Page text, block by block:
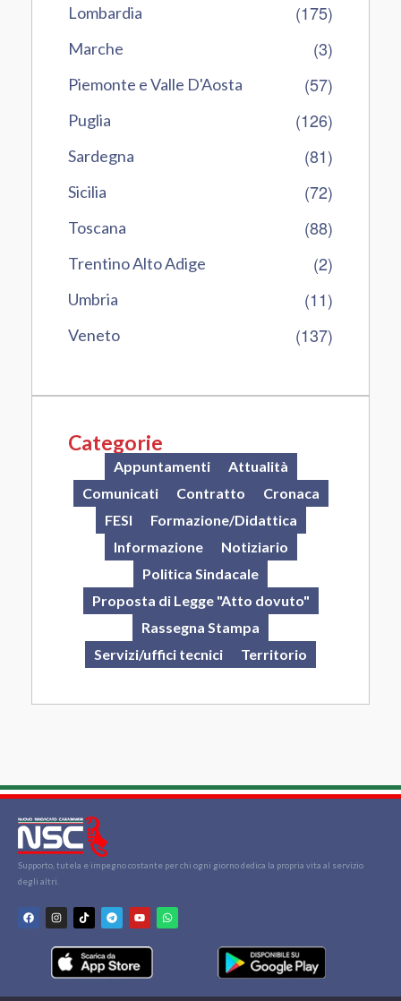
Lombardia (175)
Marche (3)
Piemonte e Valle D'Aosta (57)
Puglia (126)
Sardegna (81)
Sicilia (72)
Toscana (88)
Trentino Alto Adige (2)
Umbria (11)
Veneto (137)
Categorie
Appuntamenti
Attualità
Comunicati
Contratto
Cronaca
FESI
Formazione/Didattica
Informazione
Notiziario
Politica Sindacale
Proposta di Legge "Atto dovuto"
Rassegna Stampa
Servizi/uffici tecnici
Territorio
Supporto, tutela e impegno costante per chi ogni giorno dedica la propria vita al servizio
degli altri.